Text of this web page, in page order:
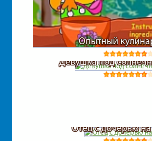
Опытный
Девушка под
Отец с дочерью